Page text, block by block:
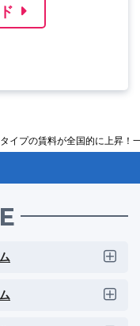
イプの賃料が全国的に上昇